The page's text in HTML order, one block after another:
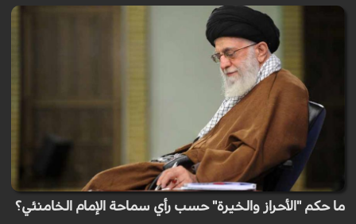
ما حكم "الأحراز والخيرة" حسب رأي سماحة الإمام الخامنئي؟